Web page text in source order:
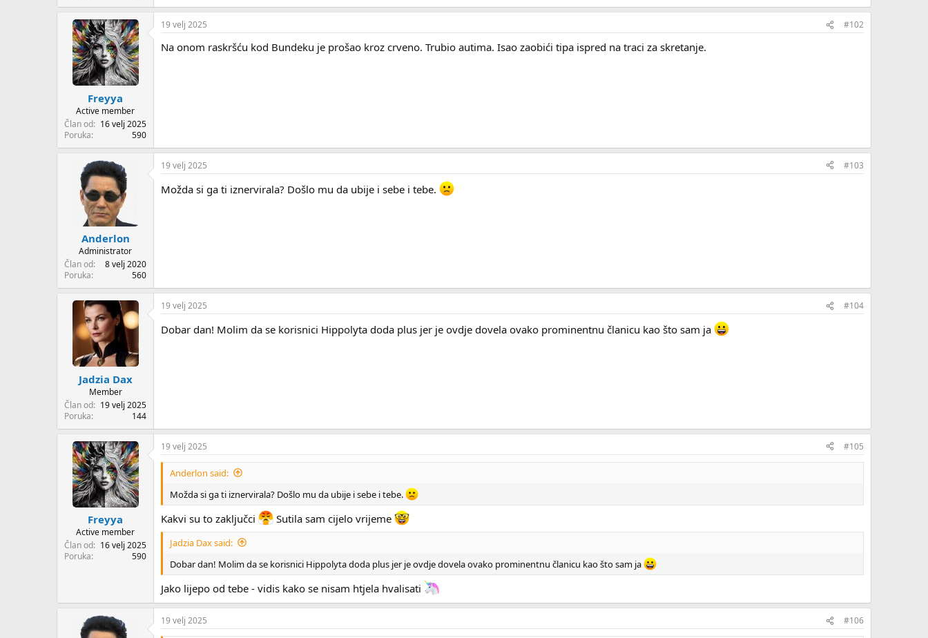
Freyya
Active member
Član od
16 velj 2025
Poruka
590
19 velj 2025 #102
Na onom raskršću kod Bundeku je prošao kroz crveno. Trubio autima. Isao zaobići tipa ispred na traci za skretanje.
Anderlon
Administrator
Član od
8 velj 2020
Poruka
560
19 velj 2025 #103
Možda si ga ti iznervirala? Došlo mu da ubije i sebe i tebe.
Jadzia Dax
Member
Član od
19 velj 2025
Poruka
144
19 velj 2025 #104
Dobar dan! Molim da se korisnici Hippolyta doda plus jer je ovdje dovela ovako prominentnu članicu kao što sam ja
Freyya
Active member
Član od
16 velj 2025
Poruka
590
19 velj 2025 #105
Anderlon said:
Možda si ga ti iznervirala? Došlo mu da ubije i sebe i tebe.
Kakvi su to zaključci Sutila sam cijelo vrijeme
Jadzia Dax said:
Dobar dan! Molim da se korisnici Hippolyta doda plus jer je ovdje dovela ovako prominentnu članicu kao što sam ja
Jako lijepo od tebe - vidis kako se nisam htjela hvalisati
19 velj 2025 #106